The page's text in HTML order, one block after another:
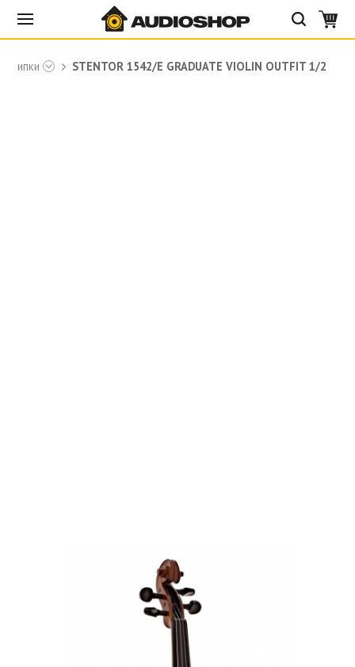
Скрипки STENTOR 1542/E GRADUATE VIOLIN OUTFIT 1/2